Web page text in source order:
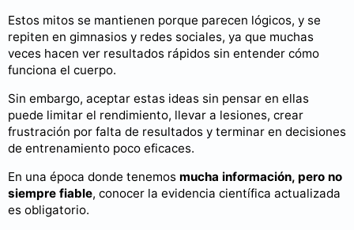
Estos mitos se mantienen porque parecen lógicos, y se
repiten en gimnasios y redes sociales, ya que muchas
veces hacen ver resultados rápidos sin entender cómo
funciona el cuerpo.
Sin embargo, aceptar estas ideas sin pensar en ellas
puede limitar el rendimiento, llevar a lesiones, crear
frustración por falta de resultados y terminar en decisiones
de entrenamiento poco eficaces.
En una época donde tenemos mucha información, pero no
siempre fiable, conocer la evidencia científica actualizada
es obligatorio.